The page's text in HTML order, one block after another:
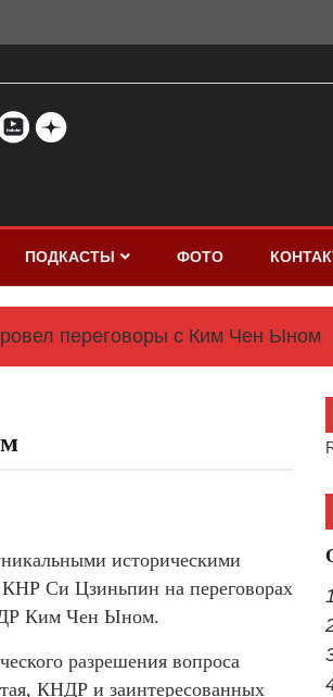
ПОДКАСТЫ ФОТО
переговоры с Ким Чен Ыном
историческими
КНР Си Цзиньпин на переговорах
Ким Чен Ыном.
разрешения вопроса
КНДР и заинтересованных